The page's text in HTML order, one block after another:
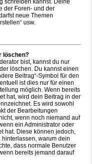
schreiben kannst. Deine
der Foren- und der
neue Themen
usw.
löschen?
bist, kannst du nur
löschen. Du kannst einen
Beitrag“-Symbol für den
ist dies nur für einen
möglich. Wenn bereits
hat, wird dein Beitrag in der
Es wird sowohl
der Bearbeitungen
wenn noch niemand auf
ein Administrator oder
hat. Diese können jedoch,
warum dein
dass normale Benutzer
bereits jemand darauf